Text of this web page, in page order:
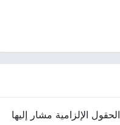
الحقول الإلزامية مشار إليها